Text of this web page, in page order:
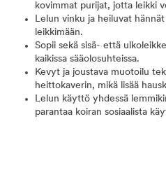
kovimmat purijat, jotta leikki
Lelun vinku ja heiluvat
leikkimään.
Sopii sekä sisä- että
kaikissa sääolosuhteissa.
Kevyt ja joustava muotoilu
heittokaverin, mikä lisää
Lelun käyttö yhdessä
parantaa koiran sosiaalista